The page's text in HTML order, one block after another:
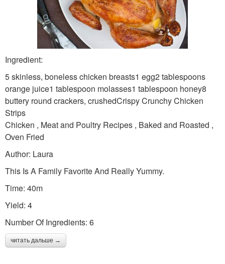
Ingredient:
5 skinless, boneless chicken breasts1 egg2 tablespoons
orange juice1 tablespoon molasses1 tablespoon honey8
buttery round crackers, crushedCrispy Crunchy Chicken
Strips
Chicken , Meat and Poultry Recipes , Baked and Roasted ,
Oven Fried
Author: Laura
This Is A Family Favorite And Really Yummy.
Time: 40m
Yield: 4
Number Of Ingredients: 6
читать дальше →